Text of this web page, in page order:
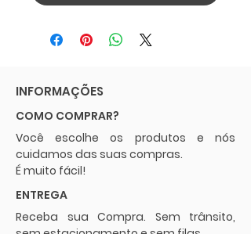
INFORMAÇÕES
COMO COMPRAR?
Você escolhe os produtos e nós
cuidamos das suas compras.
É muito fácil!
ENTREGA
Receba sua Compra. Sem trânsito,